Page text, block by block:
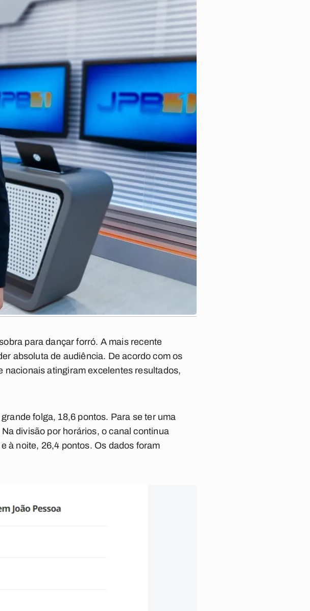
para dançar forró. A mais recente
absoluta de audiência. De acordo com os
nacionais atingiram excelentes resultados,
folga, 18,6 pontos. Para se ter uma
divisão por horários, o canal continua
à noite, 26,4 pontos. Os dados foram